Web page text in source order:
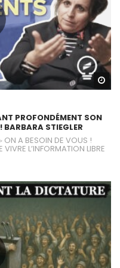
PROFONDÉMENT SON
BARBARA STIEGLER
ON A BESOIN DE VOUS !
L’INFORMATION LIBRE